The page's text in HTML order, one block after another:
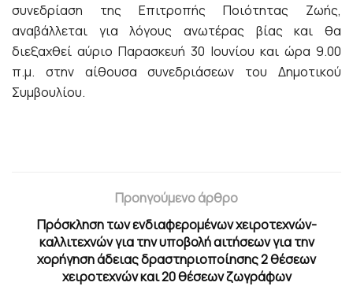
συνεδρίαση της Επιτροπής Ποιότητας Ζωής,
αναβάλλεται για λόγους ανωτέρας βίας και θα
διεξαχθεί αύριο Παρασκευή 30 Ιουνίου και ώρα 9.00
π.μ. στην αίθουσα συνεδριάσεων του Δημοτικού
Συμβουλίου.
Προηγούμενο άρθρο
Πρόσκληση των ενδιαφερομένων χειροτεχνών-
καλλιτεχνών για την υποβολή αιτήσεων για την
χορήγηση άδειας δραστηριοποίησης 2 θέσεων
χειροτεχνών και 20 θέσεων ζωγράφων